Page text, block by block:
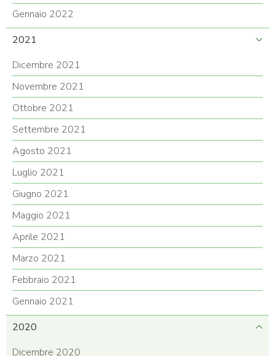
Gennaio 2022
2021
Dicembre 2021
Novembre 2021
Ottobre 2021
Settembre 2021
Agosto 2021
Luglio 2021
Giugno 2021
Maggio 2021
Aprile 2021
Marzo 2021
Febbraio 2021
Gennaio 2021
2020
Dicembre 2020